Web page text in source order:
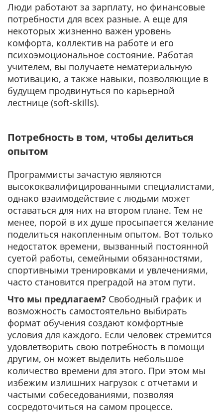
Люди работают за зарплату, но финансовые
потребности для всех разные. А еще для
некоторых жизненно важен уровень
комфорта, коллектив на работе и его
психоэмоциональное состояние. Работая
учителем, вы получаете нематериальную
мотивацию, а также навыки, позволяющие в
будущем продвинуться по карьерной
лестнице (soft-skills).
Потребность в том, чтобы делиться
опытом
Программисты зачастую являются
высококвалифицированными специалистами,
однако взаимодействие с людьми может
оставаться для них на втором плане. Тем не
менее, порой в их душе просыпается желание
поделиться накопленным опытом. Вот только
недостаток времени, вызванный постоянной
суетой работы, семейными обязанностями,
спортивными тренировками и увлечениями,
часто становится преградой на этом пути.
Что мы предлагаем? Свободный график и
возможность самостоятельно выбирать
формат обучения создают комфортные
условия для каждого. Если человек стремится
удовлетворить свою потребность в помощи
другим, он может выделить небольшое
количество времени для этого. При этом мы
избежим излишних нагрузок с отчетами и
частыми собеседованиями, позволяя
сосредоточиться на самом процессе.